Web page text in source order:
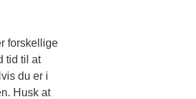
forskellige
tid til at
du er i
Husk at